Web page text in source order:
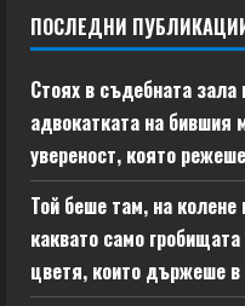
ПОСЛЕДНИ
Стоях в съдебната
адвокатката на бившия
увереност, която
Той беше там, на колене
каквато само
цветя, които държеше в